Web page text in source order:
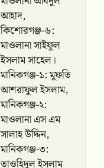
আহাদ,
কিশোরগঞ্জ-৬:
মাওলানা সাইফুল
ইসলাম সাহেল।
মানিকগঞ্জ-১: মুফতি
আশরাফুল ইসলাম,
মানিকগঞ্জ-২:
মাওলানা এস এম
সালাহ উদ্দিন,
মানিকগঞ্জ-৩:
তাওহিদুল ইসলাম